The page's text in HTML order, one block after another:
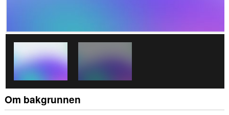
Om bakgrunnen